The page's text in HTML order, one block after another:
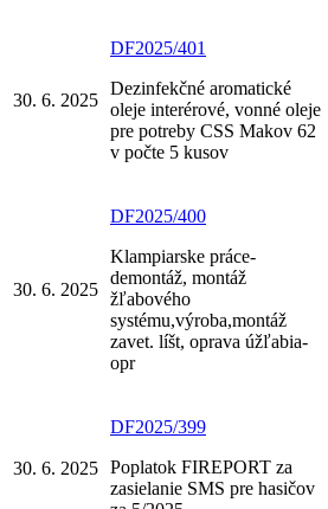
30. 6. 2025
DF2025/401
Dezinfekčné aromatické
oleje interérové, vonné oleje
pre potreby CSS Makov 62
v počte 5 kusov
30. 6. 2025
DF2025/400
Klampiarske práce-
demontáž, montáž
žľabového
systému,výroba,montáž
zavet. líšt, oprava úžľabia-
opr
30. 6. 2025
DF2025/399
Poplatok FIREPORT za
zasielanie SMS pre hasičov